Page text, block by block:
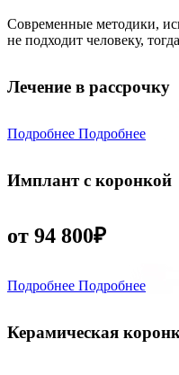
Современные методики,
не подходит человеку,
Лечение в рассрочку
Подробнее Подробнее
Имплант с коронкой
от 94 800₽
Подробнее Подробнее
Керамическая